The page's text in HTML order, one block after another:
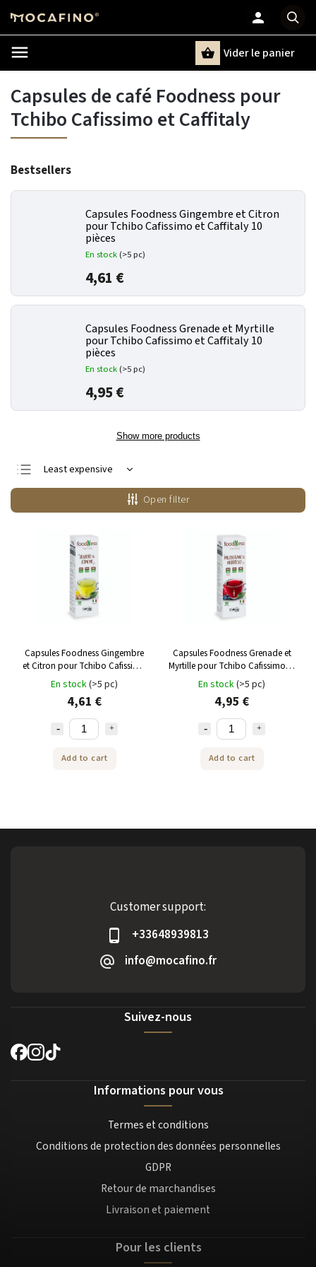
Chercher
Vider le panier
Capsules de café Foodness pour
Tchibo Cafissimo et Caffitaly
Bestsellers
Capsules Foodness Gingembre et Citron
pour Tchibo Cafissimo et Caffitaly 10
pièces
En stock (>5 pc)
4,61 €
Capsules Foodness Grenade et Myrtille
pour Tchibo Cafissimo et Caffitaly 10
pièces
En stock (>5 pc)
4,95 €
Show more products
Least expensive
Most expensive
Bestsellers
Alphabetically
Open filter
Capsules Foodness Gingembre
et Citron pour Tchibo Cafissimo
et Caffitaly 10 pièces
En stock(>5 pc)
4,61 €
Add to cart
Capsules Foodness Grenade et
Myrtille pour Tchibo Cafissimo et
Caffitaly 10 pièces
En stock(>5 pc)
4,95 €
Add to cart
Customer support:
+33648939813
info@mocafino.fr
Suivez-nous
Informations pour vous
Termes et conditions
Conditions de protection des données personnelles
GDPR
Retour de marchandises
Livraison et paiement
Pour les clients